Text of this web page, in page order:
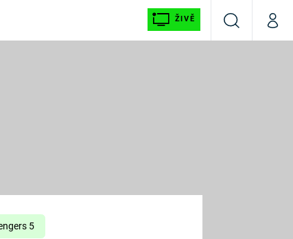
ŽIVĚ
VyhledáváníMůj
5